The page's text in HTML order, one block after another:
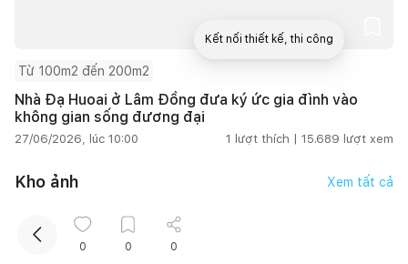
Từ 100m2 đến 200m2
Nhà Đạ Huoai ở Lâm Đồng đưa ký ức gia đình vào
không gian sống đương đại
27/06/2026, lúc 10:00 1 lượt thích | 15.689 lượt xem
Kho ảnh Xem tất cả
0 0 0
Kết nối thiết kế, thi công
Mua sắm hoàn thiện nhà